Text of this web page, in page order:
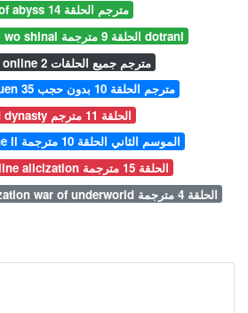
tales of abyss مترجم الحلقة 14
tada kun wa koi wo shinai الحلقة 9 مترجمة dotrani
sword art online 2 مترجم جميع الحلقات
taimadou gakuen 35 مترجم الحلقة 10 بدون حجب
sword dynasty الحلقة 11 مترجم
sword art online ii الموسم الثاني الحلقة 10 مترجمة
sword art online alicization الحلقة 15 مترجمة
sword art online alicization war of underworld الحلقة 4 مترجمة